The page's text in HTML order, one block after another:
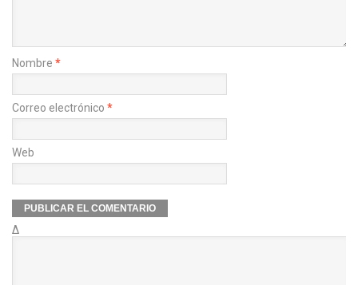
Nombre *
Correo electrónico *
Web
Δ